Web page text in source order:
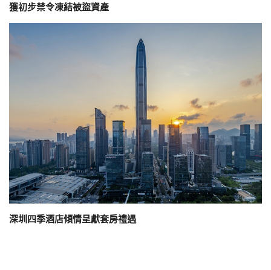
獲初步禁令凍結被盜資產
深圳四季酒店傾情呈獻套房禮遇